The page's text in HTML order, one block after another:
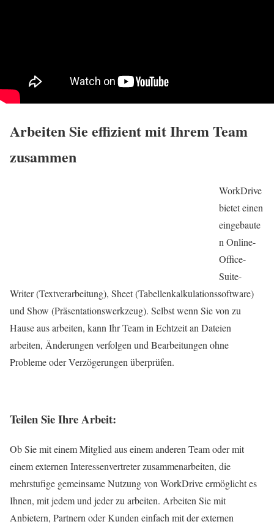
Arbeiten Sie effizient mit Ihrem Team
zusammen
WorkDrive
bietet einen
eingebaute
n Online-
Office-
Suite-
Writer (Textverarbeitung), Sheet (Tabellenkalkulationssoftware)
und Show (Präsentationswerkzeug). Selbst wenn Sie von zu
Hause aus arbeiten, kann Ihr Team in Echtzeit an Dateien
arbeiten, Änderungen verfolgen und Bearbeitungen ohne
Probleme oder Verzögerungen überprüfen.
Teilen Sie Ihre Arbeit:
ObSiemit einem Mitglied aus einem anderen Team oder mit
einem externen Interessenvertreter zusammenarbeiten, die
mehrstufige gemeinsame Nutzung von WorkDrive ermöglicht es
Ihnen, mit jedem und jeder zu arbeiten. Arbeiten Sie mit
Anbietern, Partnern oder Kunden einfach mit der externen